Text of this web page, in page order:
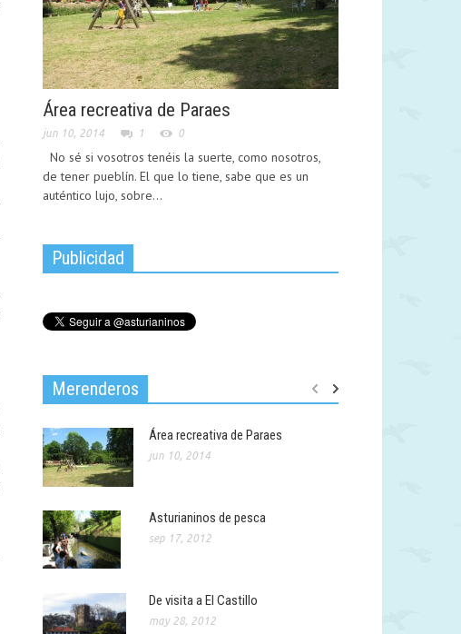
Área recreativa de Paraes
jun 10, 2014 1 0
No sé si vosotros tenéis la suerte, como nosotros,
de tener pueblín. El que lo tiene, sabe que es un
auténtico lujo, sobre...
Publicidad
Merenderos
Área recreativa de Paraes
jun 10, 2014
Asturianinos de pesca
sep 17, 2012
De visita a El Castillo
may 28, 2012